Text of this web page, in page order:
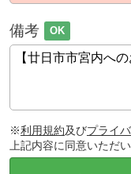
備考 OK
※利用規約及びプライ
上記内容に同意いただ